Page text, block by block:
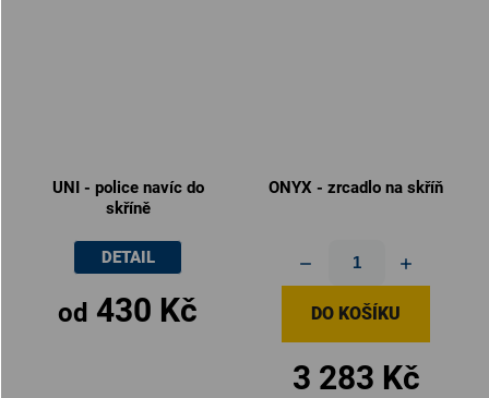
UNI - police navíc do
skříně
od 430 Kč
DETAIL
ONYX - zrcadlo na skříň
3 283 Kč
DO KOŠÍKU